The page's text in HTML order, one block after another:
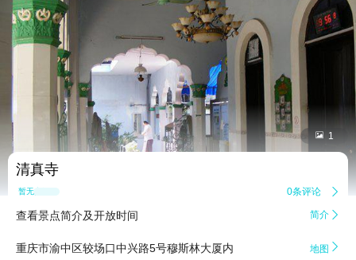
 1
清真寺
暂无点评 0条评论 
查看景点简介及开放时间 简介 
重庆市渝中区较场口中兴路5号穆斯林大厦内 地图 
